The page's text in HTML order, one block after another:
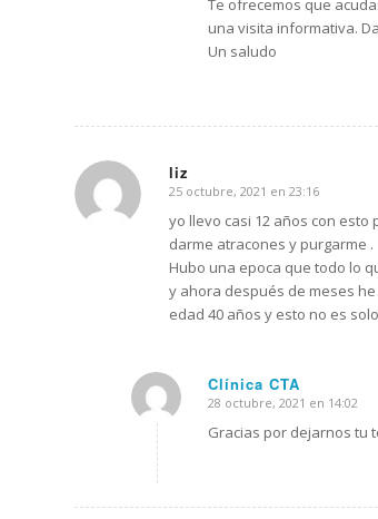
Te ofrecemos que
una visita informativa.
Un saludo
liz
Dice:
25 octubre, 2021 en 23:16
yo llevo casi 12 años con
darme atracones y purgarme .
Hubo una epoca que todo lo
y ahora después de meses
edad 40 años y esto no es
Clínica CTA
Dice:
28 octubre, 2021 en 14:02
Gracias por dejarnos tu